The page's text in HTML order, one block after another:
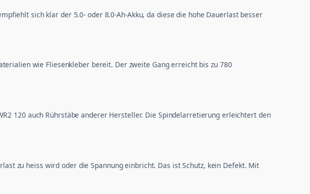
sich klar der 5.0- oder 8.0-Ah-Akku, da diese die hohe Dauerlast besser
wie Fliesenkleber bereit. Der zweite Gang erreicht bis zu 780
120 auch Rührstäbe anderer Hersteller. Die Spindelarretierung erleichtert den
zu heiss wird oder die Spannung einbricht. Das ist Schutz, kein Defekt. Mit